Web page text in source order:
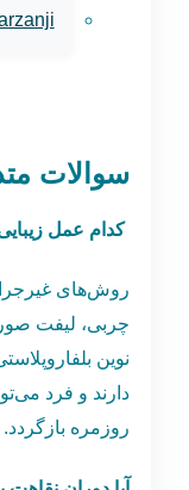
سوالات
کدام عمل
روش‌های
چربی، لیفت
نوین
دارند و فرد
روزمره بازگردد.